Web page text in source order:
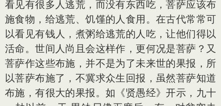
看见有很多人逃荒，而没有东西吃，菩萨应该布
施食物，给逃荒、饥馑的人食用。在古代常常可
以看见有钱人，煮粥给逃荒的人吃，让他们得以
活命。世间人尚且会这样作，更何况是菩萨？又
菩萨作这些布施，并不是为了未来世的果报，所
以菩萨布施了，不冀求众生回报，虽然菩萨知道
布施，有很大的果报。如《贤愚经》开示，九十